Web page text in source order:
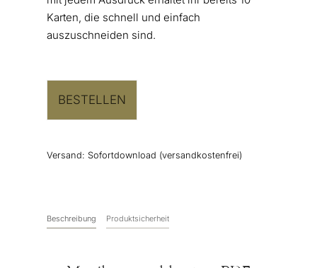
Karten, die schnell und einfach
auszuschneiden sind.
BESTELLEN
Versand: Sofortdownload (versandkostenfrei)
Beschreibung Produktsicherheit